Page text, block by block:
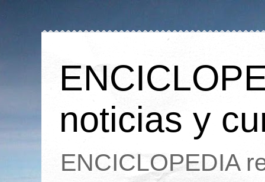
noticias y
ENCICLOPEDIA